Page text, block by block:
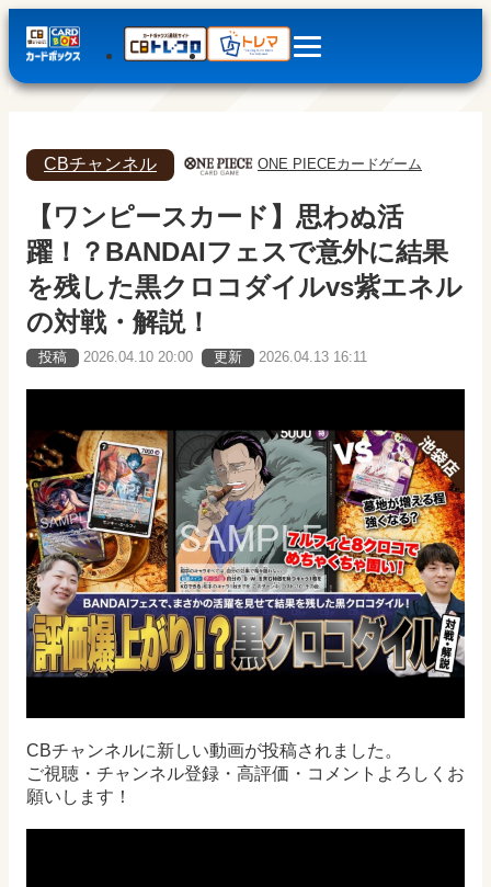
CBチャンネル ONE PIECEカードゲーム
【ワンピースカード】思わぬ活
躍！？BANDAIフェスで意外に結果
を残した黒クロコダイルvs紫エネル
の対戦・解説！
投稿 2026.04.10 20:00 更新 2026.04.13 16:11
CBチャンネルに新しい動画が投稿されました。
ご視聴・チャンネル登録・高評価・コメントよろしくお
願いします！